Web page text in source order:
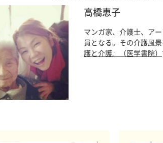
高橋恵子
マンガ家、介護士、ア
員となる。その介護風
護と介護』（医学書院）